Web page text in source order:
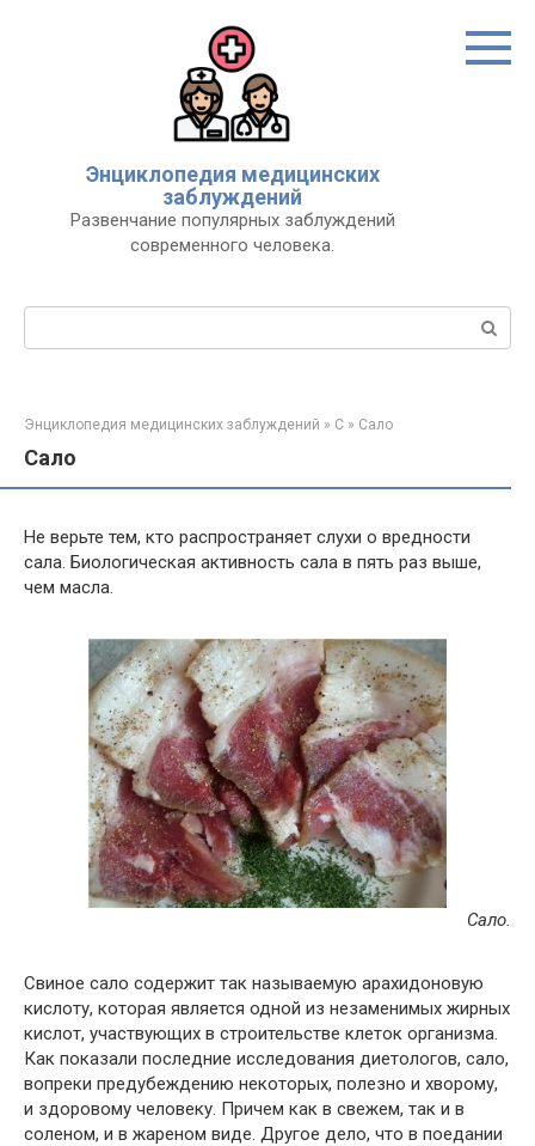
Энциклопедия медицинских
заблуждений
Развенчание популярных заблуждений
современного человека.
Поиск:
Энциклопедия медицинских заблуждений » С » Сало
Сало
Не верьте тем, кто распространяет слухи о вредности
сала. Биологическая активность сала в пять раз выше,
чем масла.
Сало.
Свиное сало содержит так называемую арахидоновую
кислоту, которая является одной из незаменимых жирных
кислот, участвующих в строительстве клеток организма.
Как показали последние исследования диетологов, сало,
вопреки предубеждению некоторых, полезно и хворому,
и здоровому человеку. Причем как в свежем, так и в
соленом, и в жареном виде. Другое дело, что в поедании